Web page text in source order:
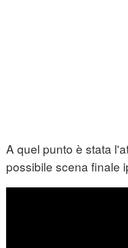
A quel punto è stata
possibile scena finale